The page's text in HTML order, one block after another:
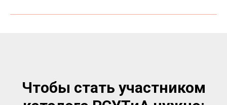
Чтобы стать участником